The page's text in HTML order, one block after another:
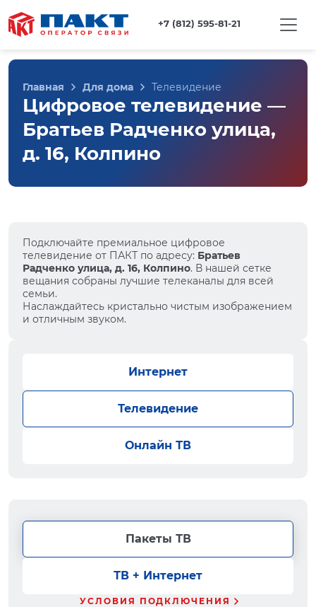
+7 (812) 595-81-21
Главная Для дома Телевидение
Цифровое телевидение —
Братьев Радченко улица,
д. 16, Колпино
Подключайте премиальное цифровое
телевидение от ПАКТ по адресу: Братьев
Радченко улица, д. 16, Колпино. В нашей сетке
вещания собраны лучшие телеканалы для всей
семьи.
Наслаждайтесь кристально чистым изображением
и отличным звуком.
Интернет
Телевидение
Онлайн ТВ
Пакеты ТВ
ТВ + Интернет
УСЛОВИЯ ПОДКЛЮЧЕНИЯ